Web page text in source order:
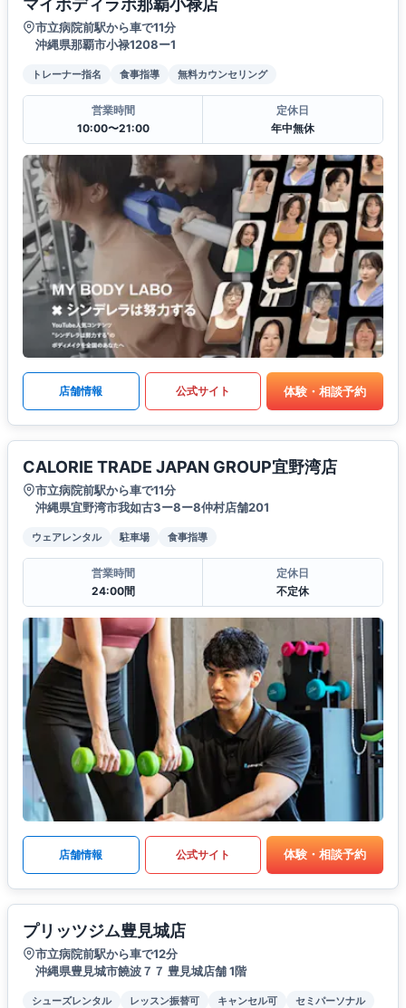
マイボディラボ那覇小禄店
市立病院前駅から車で11分
沖縄県那覇市小禄1208ー1
トレーナー指名 食事指導 無料カウンセリング
営業時間
10:00〜21:00
定休日
年中無休
店舗情報 公式サイト 体験・相談予約
CALORIE TRADE JAPAN GROUP宜野湾店
市立病院前駅から車で11分
沖縄県宜野湾市我如古3ー8ー8仲村店舗201
ウェアレンタル 駐車場 食事指導
営業時間
24:00間
定休日
不定休
店舗情報 公式サイト 体験・相談予約
プリッツジム豊見城店
市立病院前駅から車で12分
沖縄県豊見城市饒波７７ 豊見城店舗 1階
シューズレンタル レッスン振替可 キャンセル可
セミパーソナル